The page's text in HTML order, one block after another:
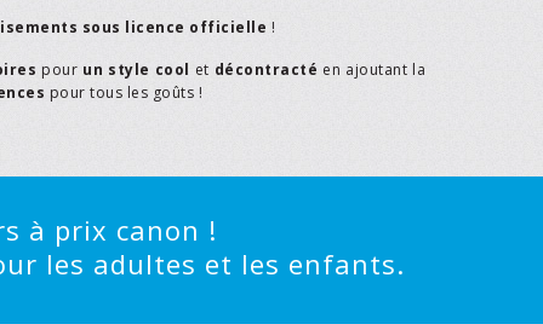
sous licence officielle !
pour un style cool et décontracté en ajoutant la
pour tous les goûts !
à prix canon !
les adultes et les enfants.